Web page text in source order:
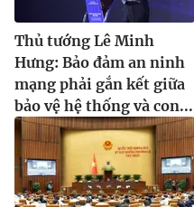
Thủ tướng Lê Minh
Hưng: Bảo đảm an ninh
mạng phải gắn kết giữa
bảo vệ hệ thống và con...